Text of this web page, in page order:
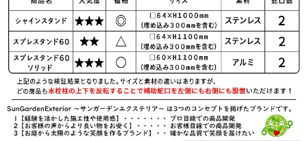
凍伸縮式 立水栓 D-EN3・レトロブリックパン
ミニタイプ・シュペリパン・モゼックパン・ス
テラパン・ラウンドパン・シンプルパン・ステ
ンレスボール・ステンレスパン・プレートパ
ン・クラシコパン・オーバルパン・スクエアパ
ン・フラットパン・信楽焼・千段手洗鉢・金彩
手洗鉢・越前焼・国成窯手洗鉢・利休信楽・利
休信楽手洗鉢・美濃焼・美濃焼手洗鉢
【TOSHIN】
アン ポッシュ・アン フルール・アン ジーニ
ー・アン ティーラ・ユナイト ログ・ユナイト